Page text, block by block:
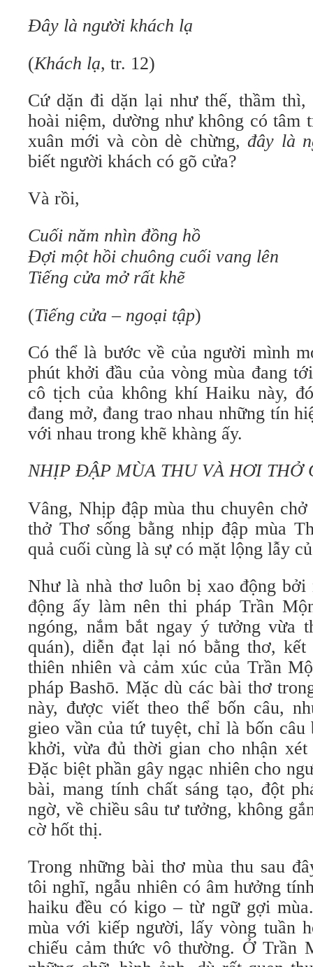
Đây là người khách lạ
(Khách lạ, tr. 12)
Cứ dặn đi dặn lại như thế, thầm thì,
hoài niệm, dường như không có tâm
xuân mới và còn dè chừng,đây là
biết người khách có gõ cửa?
Và rồi,
Cuối năm nhìn đồng hồ
Đợi một hồi chuông cuối vang lên
Tiếng cửa mở rất khẽ
(Tiếng cửa – ngoại tập)
Có thể là bước về của người mình
phút khởi đầu của vòng mùa đang
cô tịch của không khí Haiku này,
đang mở, đang trao nhau những tín
với nhau trong khẽ khàng ấy.
NHỊP ĐẬP MÙA THU VÀ HƠI THỞ
Vâng, Nhịp đập mùa thu chuyên
thở Thơ sống bằng nhịp đập mùa
quả cuối cùng là sự có mặt lộng lẫy
Như là nhà thơ luôn bị xao động bởi
động ấy làm nên thi pháp Trần
ngóng, nắm bắt ngay ý tưởng vừa
quán), diễn đạt lại nó bằng thơ,
thiên nhiên và cảm xúc của Trần
pháp Bashō. Mặc dù các bài thơ
này, được viết theo thể bốn câu,
gieo vần của tứ tuyệt, chỉ là bốn
khởi, vừa đủ thời gian cho nhận
Đặc biệt phần gây ngạc nhiên cho
bài, mang tính chất sáng tạo, đột
ngờ, về chiều sâu tư tưởng, không
cờ hốt thị.
Trong những bài thơ mùa thu sau
tôi nghĩ, ngẫu nhiên có âm hưởng
haiku đều có kigo – từ ngữ gợi
mùa với kiếp người, lấy vòng tuần
chiếu cảm thức vô thường. Ở Trần